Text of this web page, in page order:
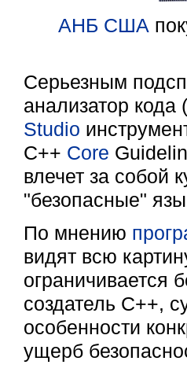
АНБ США
Серьезным
анализатор
Studio
C++ Core
влечет за собой
"безопасные"
По мнению
видят всю
ограничивается
создатель C++,
особенности
ущерб